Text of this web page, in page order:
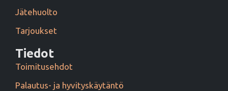
Jätehuolto
Tarjoukset
Tiedot
Toimitusehdot
Palautus- ja hyvityskäytäntö